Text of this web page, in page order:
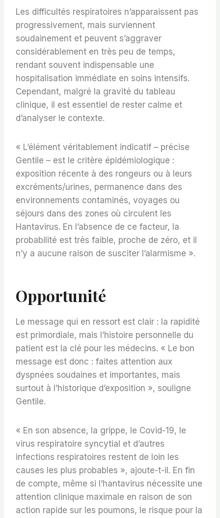
Les difficultés respiratoires n’apparaissent pas
progressivement, mais surviennent
soudainement et peuvent s’aggraver
considérablement en très peu de temps,
rendant souvent indispensable une
hospitalisation immédiate en soins intensifs.
Cependant, malgré la gravité du tableau
clinique, il est essentiel de rester calme et
d’analyser le contexte.
« L’élément véritablement indicatif – précise
Gentile – est le critère épidémiologique :
exposition récente à des rongeurs ou à leurs
excréments/urines, permanence dans des
environnements contaminés, voyages ou
séjours dans des zones où circulent les
Hantavirus. En l’absence de ce facteur, la
probabilité est très faible, proche de zéro, et il
n’y a aucune raison de susciter l’alarmisme ».
Opportunité
Le message qui en ressort est clair : la rapidité
est primordiale, mais l’histoire personnelle du
patient est la clé pour les médecins. « Le bon
message est donc : faites attention aux
dyspnées soudaines et importantes, mais
surtout à l’historique d’exposition », souligne
Gentile.
« En son absence, la grippe, le Covid-19, le
virus respiratoire syncytial et d’autres
infections respiratoires restent de loin les
causes les plus probables », ajoute-t-il. En fin
de compte, même si l’hantavirus nécessite une
attention clinique maximale en raison de son
action rapide sur les poumons, le risque pour la